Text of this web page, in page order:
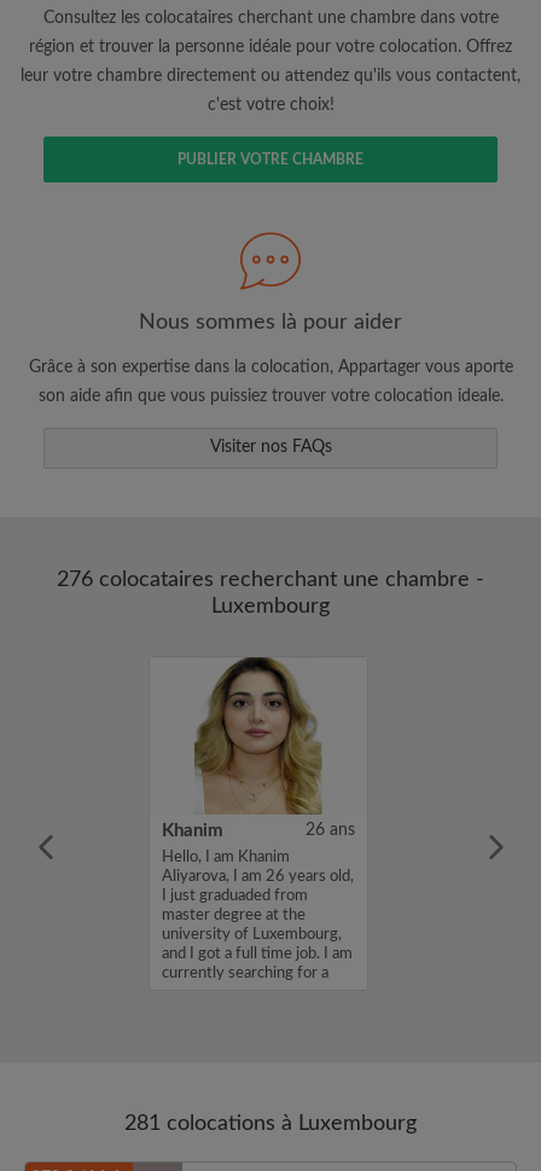
CRÉER PROFIL
Je souhaite recevoir des offres exclusives et des mises à
Faites une recherche selon ce qui vous
semble important
Consultez les chambres et les profils des
Sauvegardez vos recherches
annonce correspondant à vos critères
Consultez les colocataires cherchant une chambre dans votre
région et trouver la personne idéale pour votre colocation. Offrez
leur votre chambre directement ou attendez qu'ils vous contactent,
c'est votre choix!
PUBLIER VOTRE CHAMBRE
Nous sommes là pour aider
Grâce à son expertise dans la colocation, Appartager vous aporte
son aide afin que vous puissiez trouver votre colocation ideale.
Visiter nos FAQs
276 colocataires recherchant une chambre -
Luxembourg
logement le
Khanim 26 ans
Hello, I am Khanim
Aliyarova, I am 26 years old,
I just graduaded from
master degree at the
university of Luxembourg,
and I got a full time job. I am
currently searching for a
281 colocations à Luxembourg